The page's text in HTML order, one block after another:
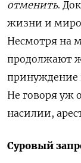
отменить.
жизни и
Несмотря на
продолжают
принуждение
Не говоря уж
насилии,
Суровый